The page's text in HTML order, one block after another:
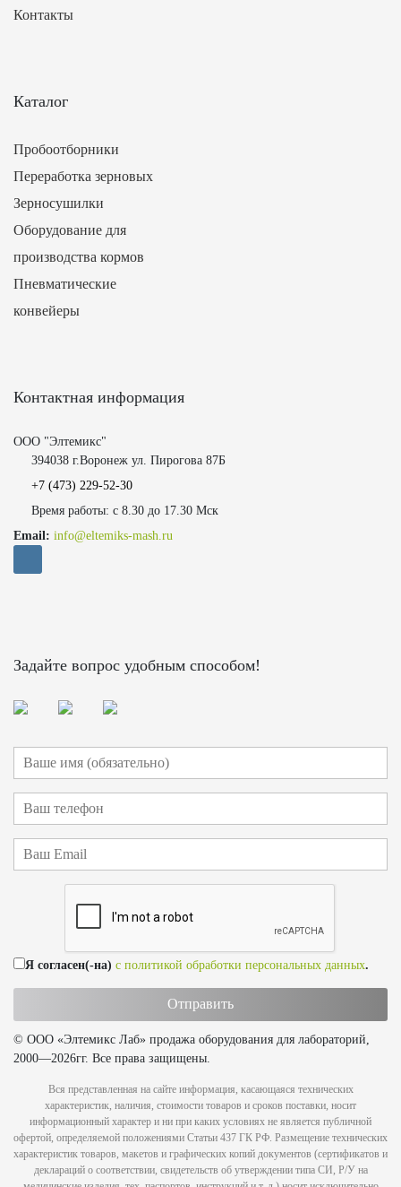
Контакты
Каталог
Пробоотборники
Переработка зерновых
Зерносушилки
Оборудование для
производства кормов
Пневматические
конвейеры
Контактная информация
ООО "Элтемикс"
394038 г.Воронеж ул. Пирогова 87Б
+7 (473) 229-52-30
Время работы: с 8.30 до 17.30 Мск
Email: info@eltemiks-mash.ru
Задайте вопрос удобным способом!
Я согласен(-на) с политикой обработки персональных данных.
© ООО «Элтемикс Лаб» продажа оборудования для лабораторий,
2000—2026гг. Все права защищены.
Вся представленная на сайте информация, касающаяся технических
характеристик, наличия, стоимости товаров и сроков поставки, носит
информационный характер и ни при каких условиях не является публичной
офертой, определяемой положениями Статьи 437 ГК РФ. Размещение технических
характеристик товаров, макетов и графических копий документов (сертификатов и
деклараций о соответствии, свидетельств об утверждении типа СИ, Р/У на